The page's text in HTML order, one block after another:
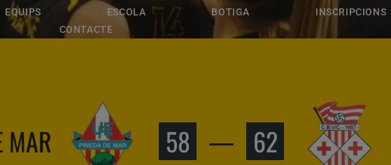
EQUIPS ESCOLA BOTIGA
INSCRIPCIONS
CONTACTE
ESCOLA BOTIGA INSCRIPCIONS
MAR 58 — 62